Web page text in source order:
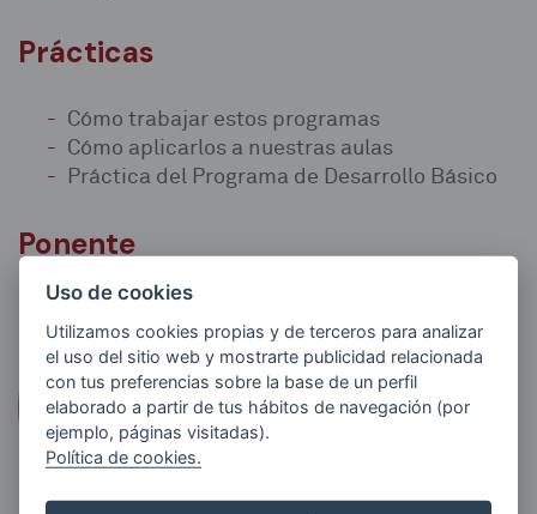
Prácticas
Cómo trabajar estos programas
Cómo aplicarlos a nuestras aulas
Práctica del Programa de Desarrollo Básico
Ponente
Uso de cookies
Utilizamos cookies propias y de terceros para analizar
el uso del sitio web y mostrarte publicidad relacionada
con tus preferencias sobre la base de un perfil
elaborado a partir de tus hábitos de navegación (por
ejemplo, páginas visitadas).
Política de cookies.